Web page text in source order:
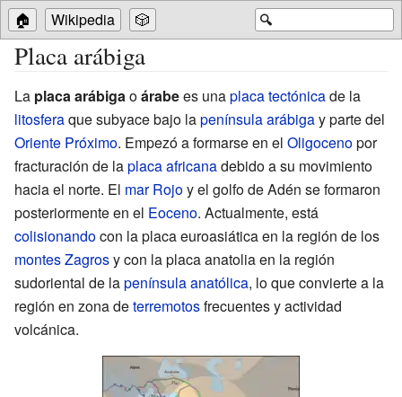
🔍
🏠 Wikipedia 🎲
Placa arábiga
La placa arábiga oárabees unaplaca tectónicade la
litosferaque subyace bajo lapenínsula arábigay parte del
Oriente Próximo. Empezó a formarse en el Oligocenopor
fracturación de laplaca africanadebido a su movimiento
hacia el norte. El mar Rojoy el golfo de Adén se formaron
posteriormente en el Eoceno. Actualmente, está
colisionandocon la placa euroasiática en la región de los
montes Zagrosy con la placa anatolia en la región
sudoriental de lapenínsula anatólica, lo que convierte a la
región en zona deterremotosfrecuentes y actividad
volcánica.